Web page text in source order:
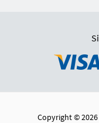
Copyright © 2026